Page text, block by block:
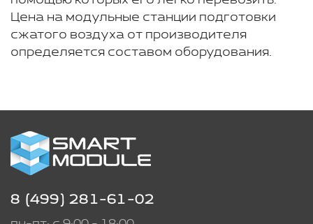
Цена на модульные станции подготовки
сжатого воздуха от производителя
определяется составом оборудования.
8 (499) 281-61-02